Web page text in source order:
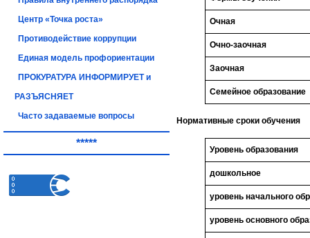
Центр «Точка роста»
Противодействие коррупции
Единая модель профориентации
ПРОКУРАТУРА ИНФОРМИРУЕТ и
РАЗЪЯСНЯЕТ
Часто задаваемые вопросы
*****
Очная
Очно-заочная
Заочная
Семейное образование
Нормативные сроки обучения
Уровень образования
дошкольное
уровень начального
уровень основного